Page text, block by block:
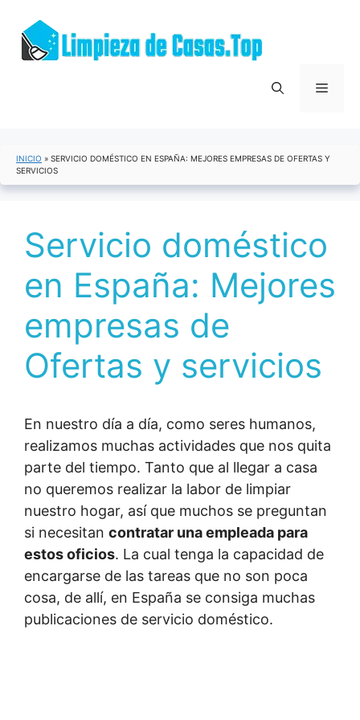
contenido
Menú
INICIO » SERVICIO DOMÉSTICO EN ESPAÑA: MEJORES EMPRESAS DE OFERTAS Y
SERVICIOS
Servicio doméstico
en España: Mejores
empresas de
Ofertas y servicios
En nuestro día a día, como seres humanos,
realizamos muchas actividades que nos quita
parte del tiempo. Tanto que al llegar a casa
no queremos realizar la labor de limpiar
nuestro hogar, así que muchos se preguntan
si necesitan contratar una empleada para
estos oficios. La cual tenga la capacidad de
encargarse de las tareas que no son poca
cosa, de allí, en España se consiga muchas
publicaciones de servicio doméstico.